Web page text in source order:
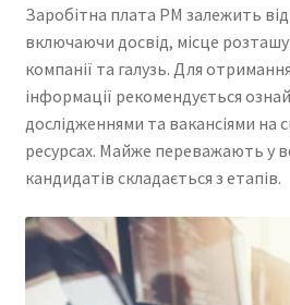
Заробітна плата PM залежить
включаючи досвід, місце
компанії та галузь. Для
інформації рекомендується
дослідженнями та вакансіями на
ресурсах. Майже переважають у
кандидатів складається з етапів.